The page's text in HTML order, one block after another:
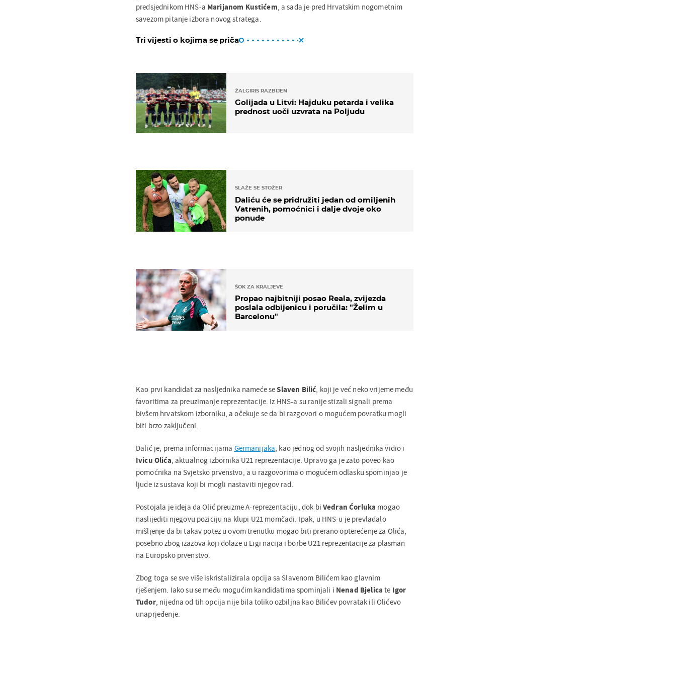
predsjednikom HNS-a Marijanom Kustićem, a sada je pred Hrvatskim nogometnim
savezom pitanje izbora novog stratega.
Tri vijesti o kojima se priča
ŽALGIRIS RAZBIJEN
Golijada u Litvi: Hajduku petarda i velika
prednost uoči uzvrata na Poljudu
SLAŽE SE STOŽER
Daliću će se pridružiti jedan od omiljenih
Vatrenih, pomoćnici i dalje dvoje oko
ponude
ŠOK ZA KRALJEVE
Propao najbitniji posao Reala, zvijezda
poslala odbijenicu i poručila: "Želim u
Barcelonu"
Kao prvi kandidat za nasljednika nameće seSlaven Bilić, koji je već neko vrijeme među
favoritima za preuzimanje reprezentacije. Iz HNS-a su ranije stizali signali prema
bivšem hrvatskom izborniku, a očekuje se da bi razgovori o mogućem povratku mogli
biti brzo zaključeni.
Dalić je, prema informacijama Germanijaka, kao jednog od svojih nasljednika vidio i
Ivicu Olića, aktualnog izbornika U21 reprezentacije. Upravo ga je zato poveo kao
pomoćnika na Svjetsko prvenstvo, a u razgovorima o mogućem odlasku spominjao je
ljude iz sustava koji bi mogli nastaviti njegov rad.
Postojala je ideja da Olić preuzme A-reprezentaciju, dok bi VedranĆorluka mogao
naslijediti njegovu poziciju na klupi U21 momčadi. Ipak, u HNS-u je prevladalo
mišljenje da bi takav potez u ovom trenutku mogao biti prerano opterećenje za Olića,
posebno zbog izazova koji dolaze u Ligi nacija i borbe U21 reprezentacije za plasman
na Europsko prvenstvo.
Zbog toga se sve više iskristalizirala opcija sa Slavenom Bilićem kao glavnim
rješenjem. Iako su se među mogućim kandidatima spominjali i Nenad Bjelicate Igor
Tudor, nijedna od tih opcija nije bila toliko ozbiljna kao Bilićev povratak ili Olićevo
unaprjeđenje.